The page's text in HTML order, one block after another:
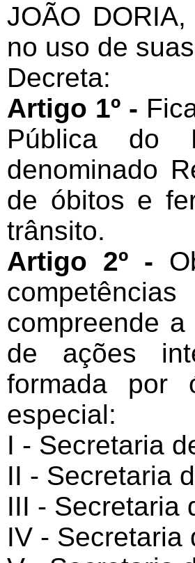
JOÃO
no uso de
Decreta:
Artigo 1º -
Pública do
denominado
de óbitos e
trânsito.
Artigo 2º -
compreende
de ações
formada por
especial:
I - Secretaria
II - Secretaria
III - Secretaria
IV - Secretaria